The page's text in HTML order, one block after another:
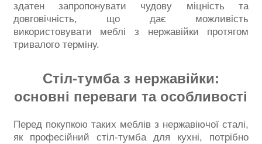
здатен запропонувати чудову міцність та
довговічність, що дає можливість
використовувати меблі з нержавійки протягом
тривалого терміну.
Стіл-тумба з нержавійки:
основні переваги та особливості
Перед покупкою таких меблів з нержавіючої сталі,
як професійний стіл-тумба для кухні, потрібно